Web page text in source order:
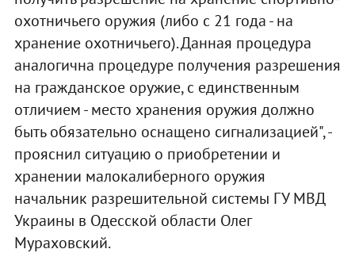
охотничьего оружия (либо с 21 года - на
хранение охотничьего). Данная процедура
аналогична процедуре получения разрешения
на гражданское оружие, с единственным
отличием - место хранения оружия должно
быть обязательно оснащено сигнализацией", -
прояснил ситуацию о приобретении и
хранении малокалиберного оружия
начальник разрешительной системы ГУ МВД
Украины в Одесской области Олег
Мураховский.